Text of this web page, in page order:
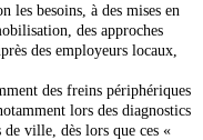
les besoins, à des mises en
des approches
des employeurs locaux,
des freins périphériques
lors des diagnostics
ville, dès lors que ces «